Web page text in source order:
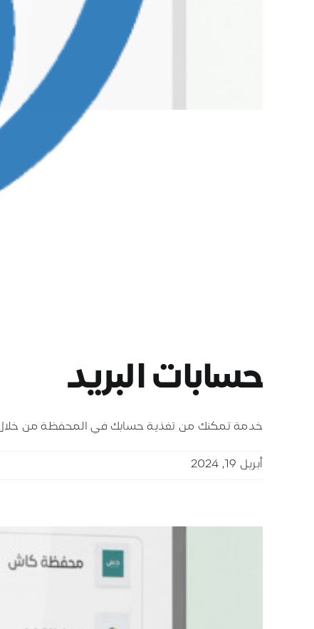
حسابات البريد
خدمة تمكنك من تغذية حسابك في المحفظة من خلال
أبريل 19, 2024